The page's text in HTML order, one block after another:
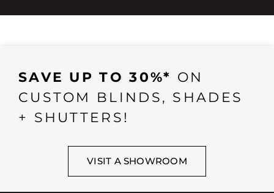
SAVE UP TO 30%* ON
CUSTOM BLINDS, SHADES
+ SHUTTERS!
VISIT A SHOWROOM